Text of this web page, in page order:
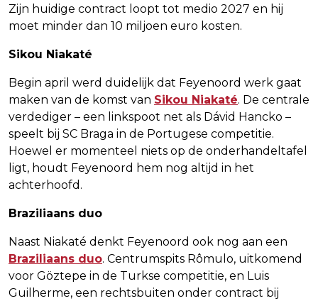
Zijn huidige contract loopt tot medio 2027 en hij
moet minder dan 10 miljoen euro kosten.
Sikou Niakaté
Begin april werd duidelijk dat Feyenoord werk gaat
maken van de komst van Sikou Niakaté. De centrale
verdediger – een linkspoot net als Dávid Hancko –
speelt bij SC Braga in de Portugese competitie.
Hoewel er momenteel niets op de onderhandeltafel
ligt, houdt Feyenoord hem nog altijd in het
achterhoofd.
Braziliaans duo
Naast Niakaté denkt Feyenoord ook nog aan een
Braziliaans duo. Centrumspits Rômulo, uitkomend
voor Göztepe in de Turkse competitie, en Luis
Guilherme, een rechtsbuiten onder contract bij